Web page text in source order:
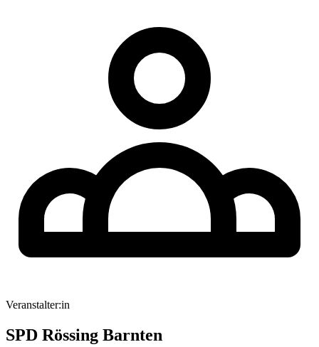
Veranstalter:in
SPD Rössing Barnten